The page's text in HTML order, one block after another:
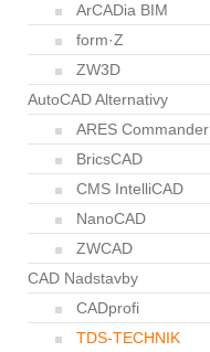
ArCADia BIM
form·Z
ZW3D
AutoCAD Alternativy
ARES Commander
BricsCAD
CMS IntelliCAD
NanoCAD
ZWCAD
CAD Nadstavby
CADprofi
TDS-TECHNIK